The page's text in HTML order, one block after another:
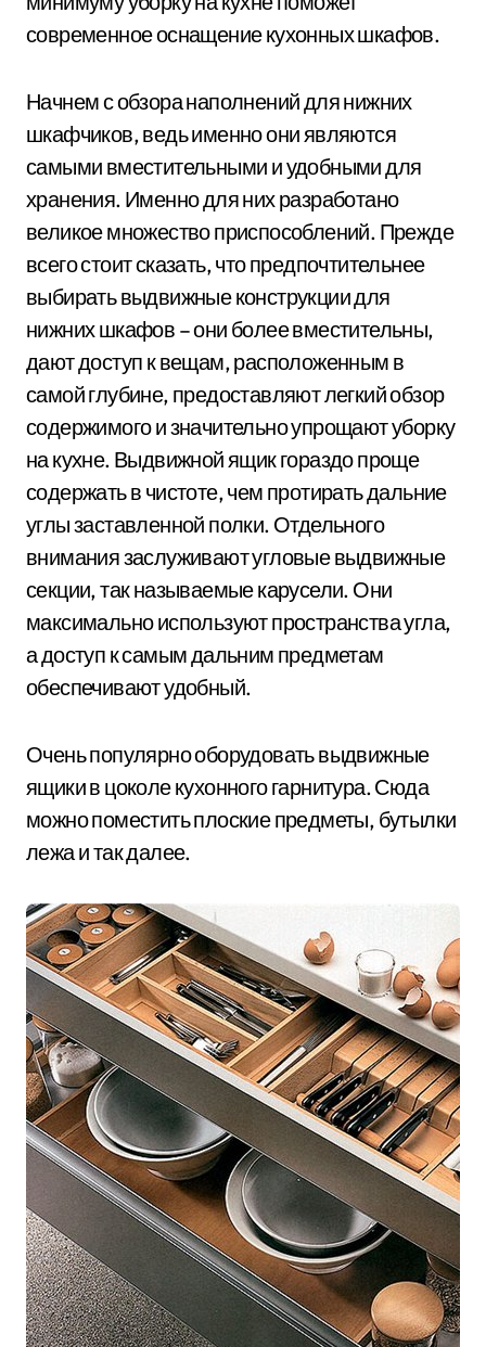
современное оснащение кухонных шкафов.
Начнем с обзора наполнений для нижних
шкафчиков, ведь именно они являются
самыми вместительными и удобными для
хранения. Именно для них разработано
великое множество приспособлений. Прежде
всего стоит сказать, что предпочтительнее
выбирать выдвижные конструкции для
нижних шкафов – они более вместительны,
дают доступ к вещам, расположенным в
самой глубине, предоставляют легкий обзор
содержимого и значительно упрощают уборку
на кухне. Выдвижной ящик гораздо проще
содержать в чистоте, чем протирать дальние
углы заставленной полки. Отдельного
внимания заслуживают угловые выдвижные
секции, так называемые карусели. Они
максимально используют пространства угла,
а доступ к самым дальним предметам
обеспечивают удобный.
Очень популярно оборудовать выдвижные
ящики в цоколе кухонного гарнитура. Сюда
можно поместить плоские предметы, бутылки
лежа и так далее.